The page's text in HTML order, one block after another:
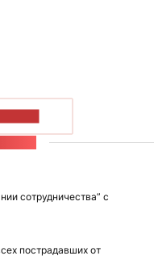
сотрудничества” с
пострадавших от